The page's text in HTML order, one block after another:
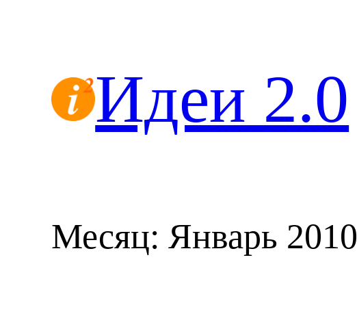
Идеи 2.0
Месяц:Январь 2010